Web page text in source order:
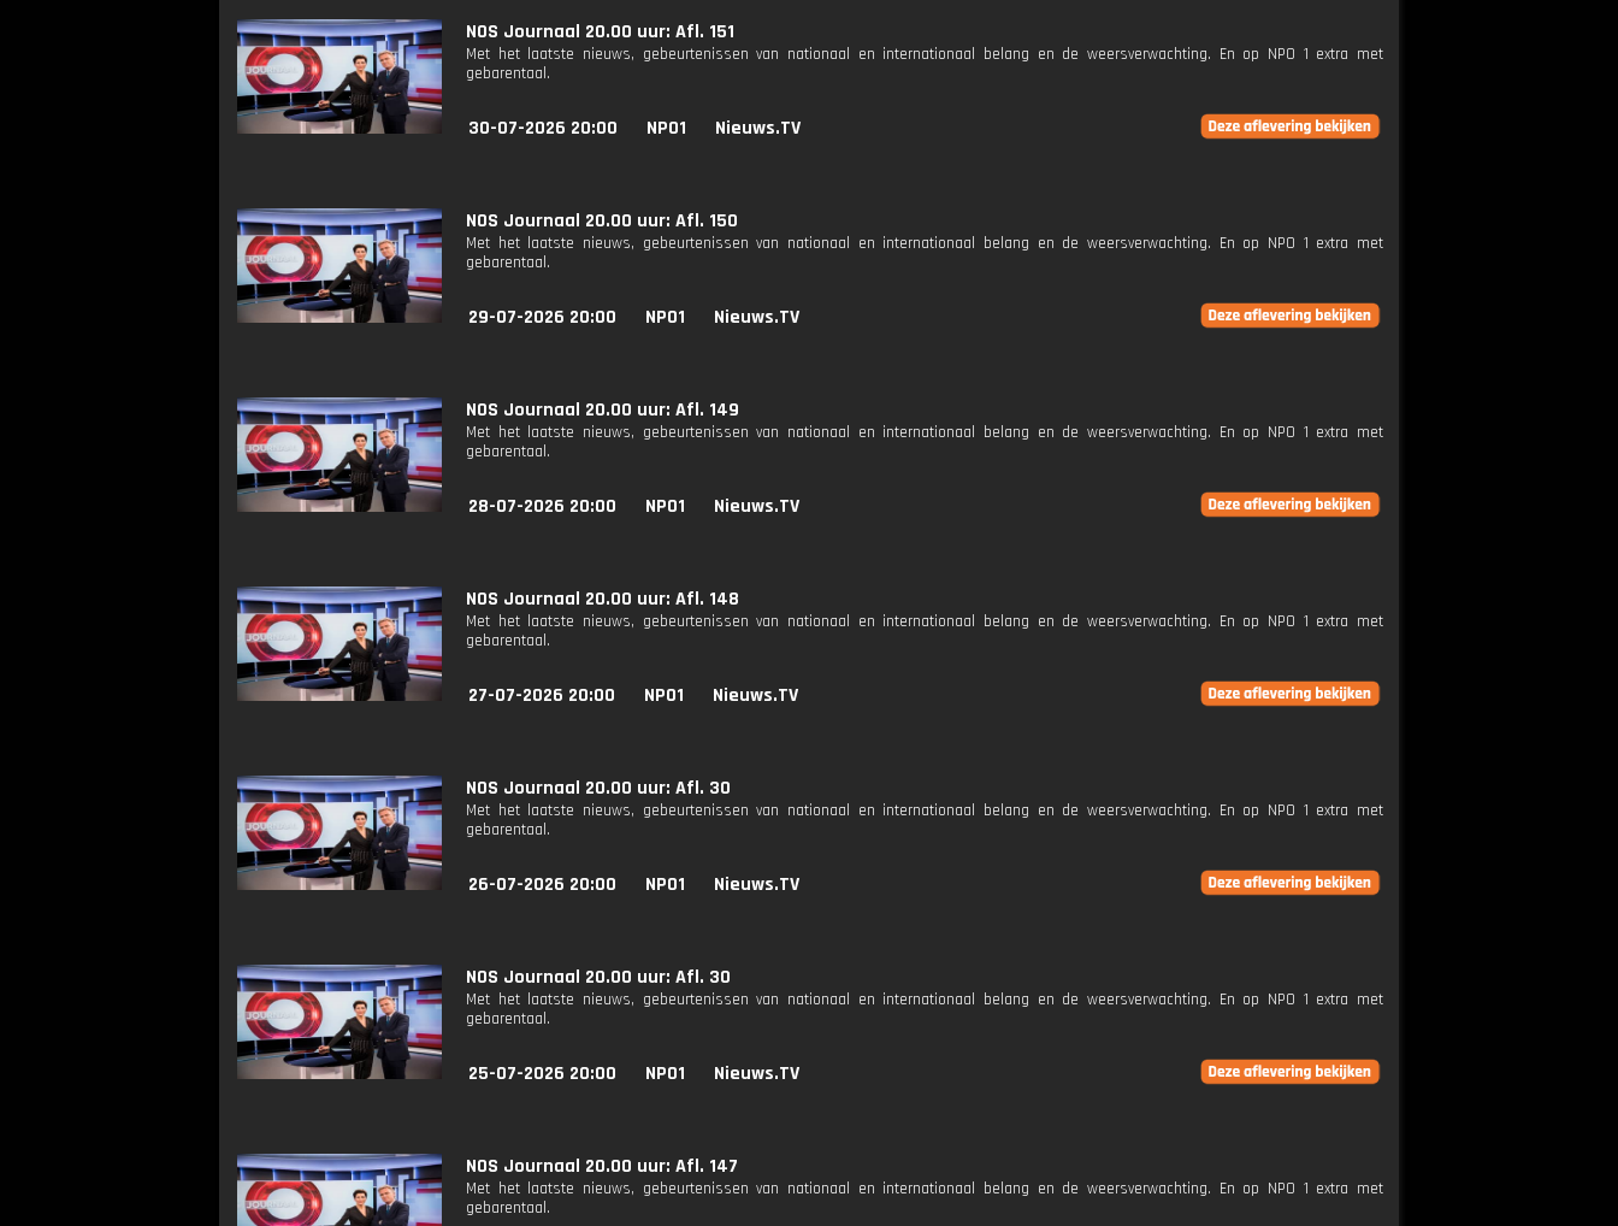
NOS Journaal 20.00 uur: Afl. 151
Met het laatste nieuws, gebeurtenissen van nationaal en internationaal belang en de weersverwachting. En op NPO 1 extra met
gebarentaal.
30-07-2026 20:00 NPO1 Nieuws.TV
NOS Journaal 20.00 uur: Afl. 150
Met het laatste nieuws, gebeurtenissen van nationaal en internationaal belang en de weersverwachting. En op NPO 1 extra met
gebarentaal.
29-07-2026 20:00 NPO1 Nieuws.TV
NOS Journaal 20.00 uur: Afl. 149
Met het laatste nieuws, gebeurtenissen van nationaal en internationaal belang en de weersverwachting. En op NPO 1 extra met
gebarentaal.
28-07-2026 20:00 NPO1 Nieuws.TV
NOS Journaal 20.00 uur: Afl. 148
Met het laatste nieuws, gebeurtenissen van nationaal en internationaal belang en de weersverwachting. En op NPO 1 extra met
gebarentaal.
27-07-2026 20:00 NPO1 Nieuws.TV
NOS Journaal 20.00 uur: Afl. 30
Met het laatste nieuws, gebeurtenissen van nationaal en internationaal belang en de weersverwachting. En op NPO 1 extra met
gebarentaal.
26-07-2026 20:00 NPO1 Nieuws.TV
NOS Journaal 20.00 uur: Afl. 30
Met het laatste nieuws, gebeurtenissen van nationaal en internationaal belang en de weersverwachting. En op NPO 1 extra met
gebarentaal.
25-07-2026 20:00 NPO1 Nieuws.TV
NOS Journaal 20.00 uur: Afl. 147
Met het laatste nieuws, gebeurtenissen van nationaal en internationaal belang en de weersverwachting. En op NPO 1 extra met
gebarentaal.